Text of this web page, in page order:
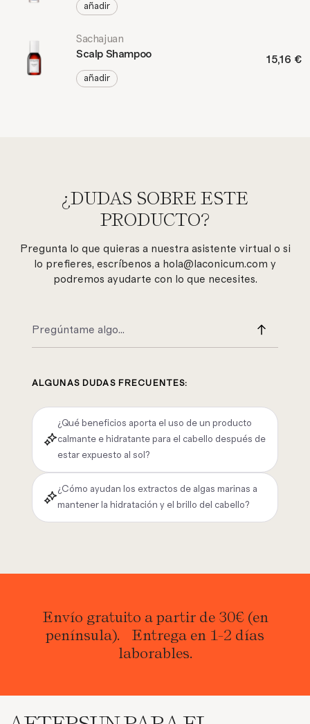
añadir
Sachajuan
Scalp Shampoo
añadir
15,16 €
¿DUDAS SOBRE ESTE
PRODUCTO?
Pregunta lo que quieras a nuestra asistente virtual o si
lo prefieres, escríbenos a hola@laconicum.com y
podremos ayudarte con lo que necesites.
ALGUNAS DUDAS FRECUENTES:
¿Qué beneficios aporta el uso de un producto
calmante e hidratante para el cabello después de
estar expuesto al sol?
¿Cómo ayudan los extractos de algas marinas a
mantener la hidratación y el brillo del cabello?
Envío gratuito a partir de 30€ (en
península). Entrega en 1-2 días
laborables.